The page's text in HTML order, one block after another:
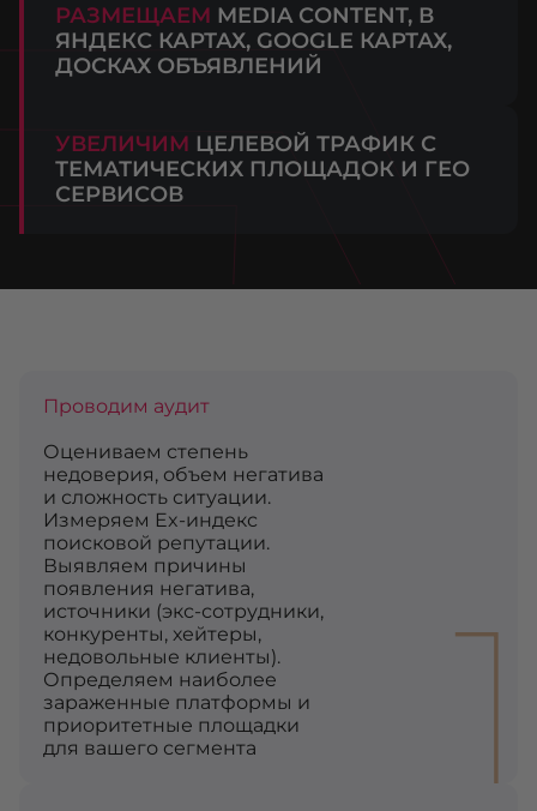
РАЗМЕЩАЕМ MEDIA CONTENT, В
ЯНДЕКС КАРТАХ, GOOGLE КАРТАХ,
ДОСКАХ ОБЪЯВЛЕНИЙ
УВЕЛИЧИМ ЦЕЛЕВОЙ ТРАФИК С
ТЕМАТИЧЕСКИХ ПЛОЩАДОК И ГЕО
СЕРВИСОВ
Проводим аудит
Оцениваем степень
недоверия, объем негатива
и сложность ситуации.
Измеряем Ex-индекс
поисковой репутации.
Выявляем причины
появления негатива,
источники (экс-сотрудники,
конкуренты, хейтеры,
недовольные клиенты).
Определяем наиболее
зараженные платформы и
приоритетные площадки
для вашего сегмента
1